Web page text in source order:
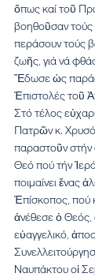
ὅπως καί τοῦ
βοηθοῦσαν
περάσουν τούς
ζωῆς, γιά νά
Ἔδωσε ὡς
Ἐπιστολές τοῦ
Στό τέλος
Πατρῶν κ.
παραστοῦν στήν
Θεό πού τήν
ποιμαίνει ἕνας
Ἐπίσκοπος, πού
ἀνέθεσε ὁ Θεός,
εὐαγγελικό,
Ναυπάκτου οἱ